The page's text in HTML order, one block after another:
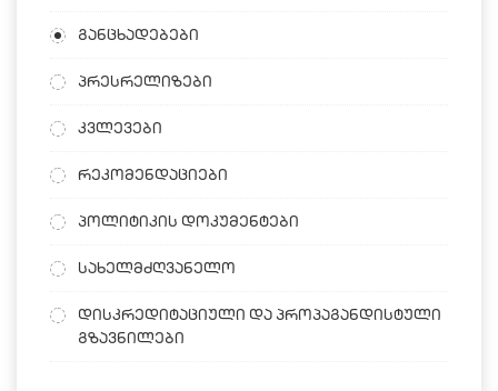
განცხადებები
პრესრელიზები
კვლევები
რეკომენდაციები
პოლიტიკის დოკუმენტები
სახელმძღვანელო
დისკრედიტაციული და პროპაგანდისტული
გზავნილები